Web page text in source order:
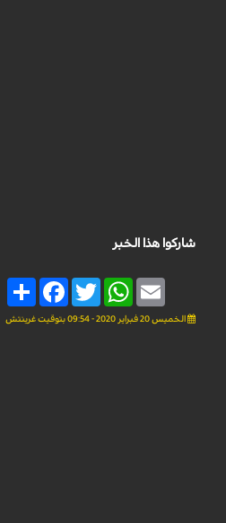
شاركوا هذا الخبر
Share
FacebookTwitter
WhatsAppEmail
الخميس 20 فبراير 2020 - 09:54 بتوقيت غرينتش